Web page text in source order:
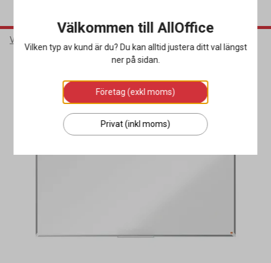
Varumärken
Miljöval
Välkommen till AllOffice
Vilken typ av kund är du? Du kan alltid justera ditt val längst
ner på sidan.
Företag (exkl moms)
Privat (inkl moms)